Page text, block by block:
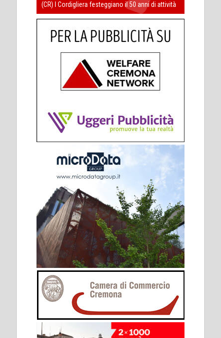
(CR) I Cordigliera festeggiano il 50 anni di attività